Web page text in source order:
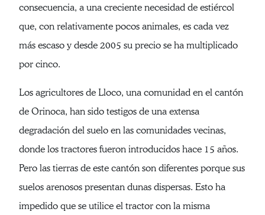
consecuencia, a una creciente necesidad de estiércol
que, con relativamente pocos animales, es cada vez
más escaso y desde 2005 su precio se ha multiplicado
por cinco.
Los agricultores de Lloco, una comunidad en el cantón
de Orinoca, han sido testigos de una extensa
degradación del suelo en las comunidades vecinas,
donde los tractores fueron introducidos hace 15 años.
Pero las tierras de este cantón son diferentes porque sus
suelos arenosos presentan dunas dispersas. Esto ha
impedido que se utilice el tractor con la misma